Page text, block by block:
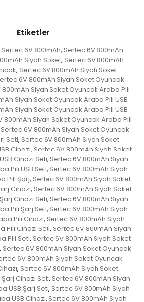
Etiketler
Sertec 6V 800mAh, Sertec 6V 800mAh
Siyah Soket, Sertec 6V 800mAh
, Sertec 6V 800mAh Siyah Soket
6V 800mAh Siyah Soket Oyuncak
800mAh Siyah Soket Oyuncak Araba Pili
Siyah Soket Oyuncak Araba Pili USB
Siyah Soket Oyuncak Araba Pili USB
800mAh Siyah Soket Oyuncak Araba Pili
Sertec 6V 800mAh Siyah Soket Oyuncak
Seti, Sertec 6V 800mAh Siyah Soket
Cihazı, Sertec 6V 800mAh Siyah Soket
Cihazı Seti, Sertec 6V 800mAh Siyah
Pili USB Seti, Sertec 6V 800mAh Siyah
Pili Şarj, Sertec 6V 800mAh Siyah Soket
Cihazı, Sertec 6V 800mAh Siyah Soket
Cihazı Seti, Sertec 6V 800mAh Siyah
Pili Şarj Seti, Sertec 6V 800mAh Siyah
Pili Cihazı, Sertec 6V 800mAh Siyah
Pili Cihazı Seti, Sertec 6V 800mAh Siyah
Pili Seti, Sertec 6V 800mAh Siyah Soket
, Sertec 6V 800mAh Siyah Soket Oyuncak
6V 800mAh Siyah Soket Oyuncak
, Sertec 6V 800mAh Siyah Soket
Cihazı Seti, Sertec 6V 800mAh Siyah
USB Şarj Seti, Sertec 6V 800mAh Siyah
USB Cihazı, Sertec 6V 800mAh Siyah